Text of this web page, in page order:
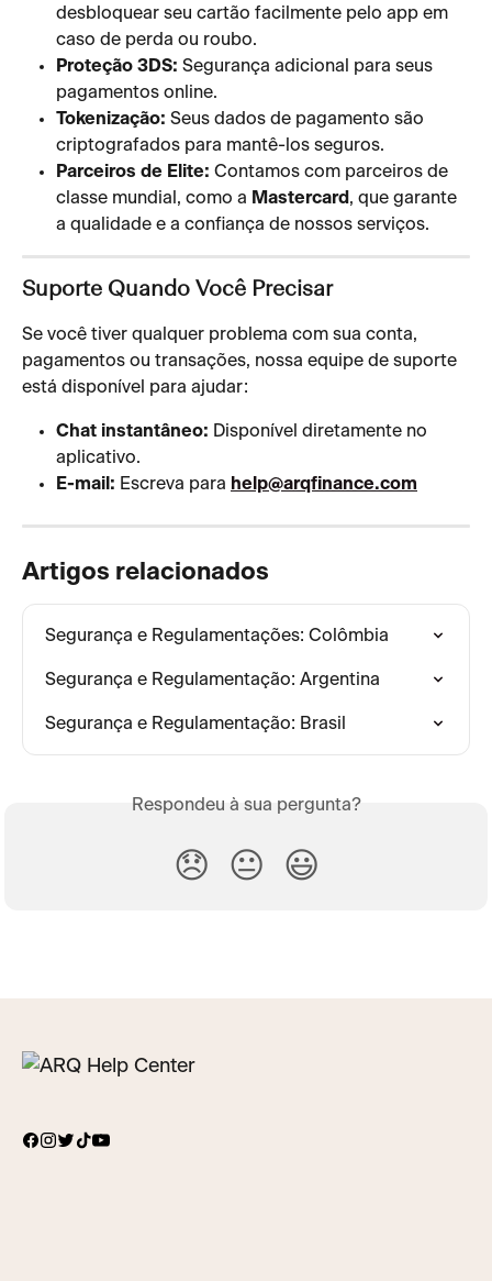
desbloquear seu cartão facilmente pelo app em
caso de perda ou roubo.
Proteção 3DS: Segurança adicional para seus
pagamentos online.
Tokenização: Seus dados de pagamento são
criptografados para mantê-los seguros.
Parceiros de Elite: Contamos com parceiros de
classe mundial, como a Mastercard , que garante
a qualidade e a confiança de nossos serviços.
Suporte Quando Você Precisar
Se você tiver qualquer problema com sua conta,
pagamentos ou transações, nossa equipe de suporte
está disponível para ajudar:
Chat instantâneo: Disponível diretamente no
aplicativo.
E-mail: Escreva para help@arqfinance.com
Artigos relacionados
Segurança e Regulamentações: Colômbia
Segurança e Regulamentação: Argentina
Segurança e Regulamentação: Brasil
Respondeu à sua pergunta?
😞 😐 😃